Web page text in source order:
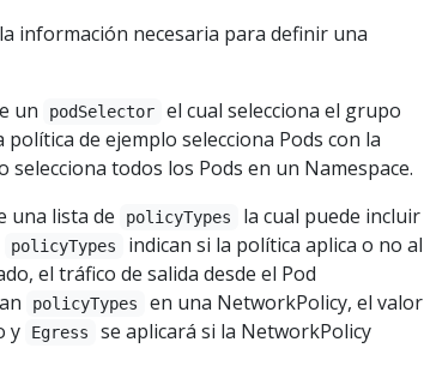
información necesaria para definir una
un podSelector
el cual selecciona el grupo
de ejemplo selecciona Pods con la
selecciona todos los Pods en un Namespace.
una lista de policyTypes la cual puede incluir
policyTypes
indican si la política aplica o no al
el tráfico de salida desde el Pod
policyTypes en una NetworkPolicy, el valor
y Egress
se aplicará si la NetworkPolicy